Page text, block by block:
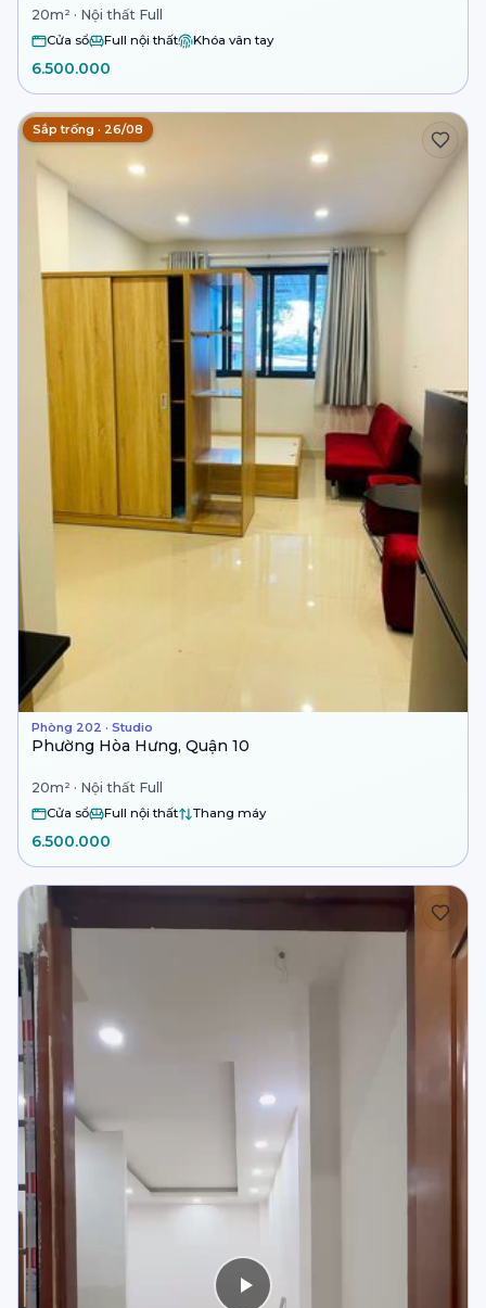
20m² · Nội thất Full
Cửa sổ Full nội thất Khóa vân tay
6.500.000
Sắp trống · 26/08
Phòng 202 · Studio
Phường Hòa Hưng, Quận 10
20m² · Nội thất Full
Cửa sổ Full nội thất Thang máy
6.500.000